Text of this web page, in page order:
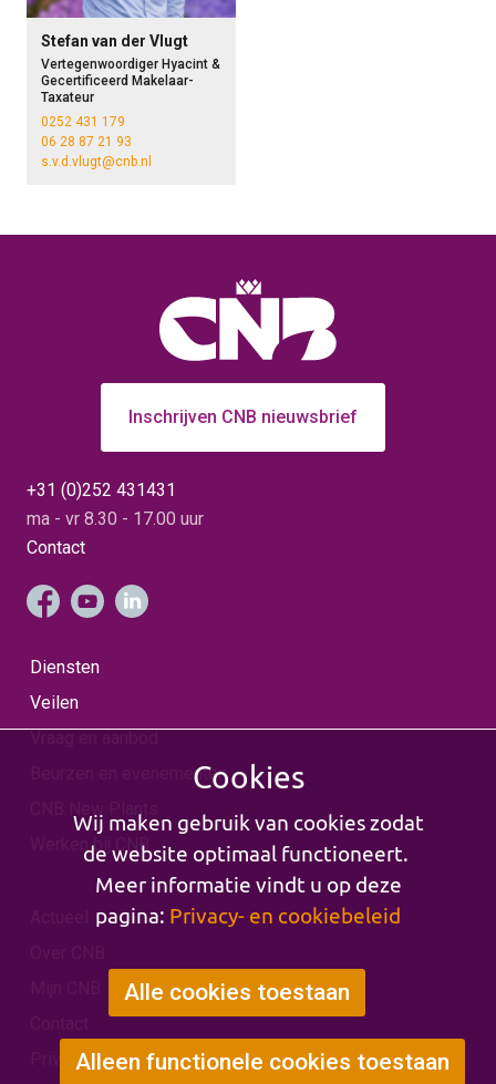
Stefan van der Vlugt
Vertegenwoordiger Hyacint &
Gecertificeerd Makelaar-
Taxateur
0252 431 179
06 28 87 21 93
s.v.d.vlugt@cnb.nl
Inschrijven CNB nieuwsbrief
+31 (0)252 431431
ma - vr 8.30 - 17.00 uur
Contact
Diensten
Veilen
Beurzen en evenementen
Werken bij CNB
Privacy & Cookies
Cookies
Wij maken gebruik van cookies zodat
de website optimaal functioneert.
Meer informatie vindt u op deze
pagina: Privacy- en cookiebeleid
Alle cookies toestaan
Alleen functionele cookies toestaan